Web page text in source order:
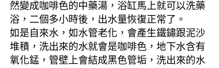
然變成咖啡色的中藥湯，浴缸馬上就可以洗藥
浴，二個多小時後，出水量恢復正常了。
如是自來水，如水管老化，會產生鐵鏽跟泥沙
堆積，洗出來的水就會是咖啡色，地下水含有
氧化錳，管壁上會結成黑色管垢，洗出來的水